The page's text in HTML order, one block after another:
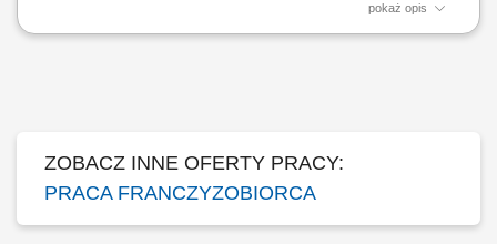
pokaż opis
Główne zadania: Prowadzenie własnej działalności gospodarczej w
ZOBACZ INNE OFERTY PRACY:
PRACA FRANCZYZOBIORCA